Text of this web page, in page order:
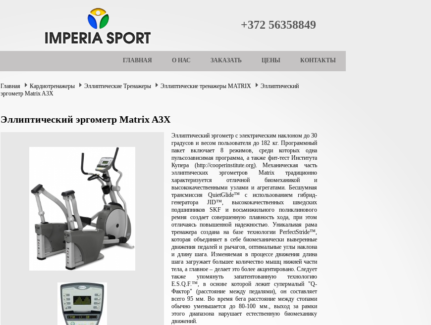
+372 56358849
ГЛАВНАЯ О НАС ЗАКАЗАТЬ ЦЕНЫ КОНТАКТЫ
Главная Кардиотренажеры Эллиптические Тренажеры Эллиптические тренажеры MATRIX
Эллиптический
эргометр Matrix A3Х
Эллиптический эргометр Matrix A3Х
Эллиптический эргометр с электрическим наклоном до 30
градусов и весом пользователя до 182 кг. Программный
пакет включает 8 режимов, среди которых одна
пульсозависимая программа, а также фит-тест Института
Купера (http://cooperinstitute.org). Механическая часть
эллиптических эргометров Matrix традиционно
характеризуется отличной биомеханикой и
высококачественными узлами и агрегатами. Бесшумная
трансмиссия QuietGlide™ с использованием гибрид-
генератора JID™, высококачественных шведских
подшипников SKF и восьмижильного поликлинового
ремня создает совершенную плавность хода, при этом
отличаясь повышенной надежностью. Уникальная рама
тренажера создана на базе технологии PerfectStride™,
которая объединяет в себе биомеханически выверенные
движения педалей и рычагов, оптимальные углы наклона
и длину шага. Изменяемая в процессе движения длина
шага загружает большее количество мышц нижней части
тела, а главное – делает это более акцентировано. Следует
также упомянуть запатентованную технологию
E.S.Q.F.™, в основе которой лежит супермалый "Q-
Фактор" (расстояние между педалями), он составляет
всего 95 мм. Во время бега расстояние между стопами
обычно уменьшается до 80-100 мм., выход за рамки
этого диапазона нарушает естественную биомеханику
движений.